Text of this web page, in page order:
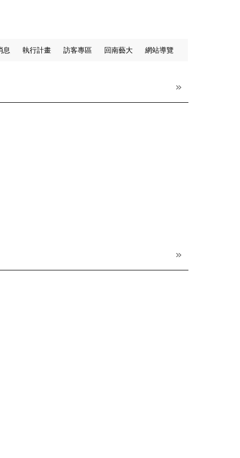
息 執行計畫 訪客專區 回南藝大 網站導覽